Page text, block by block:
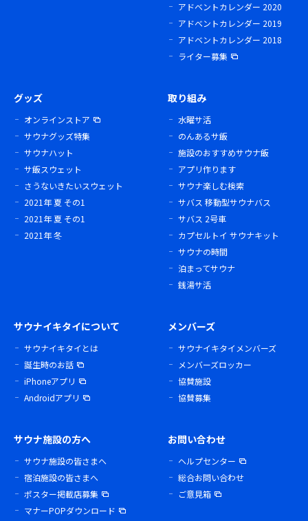
アドベントカレンダー 2020
アドベントカレンダー 2019
アドベントカレンダー 2018
ライター募集
グッズ
オンラインストア
サウナグッズ特集
サウナハット
サ飯スウェット
さうないきたいスウェット
2021年 夏 その1
2021年 夏 その1
2021年 冬
取り組み
水曜サ活
のんあるサ飯
施設のおすすめサウナ飯
アプリ作ります
サウナ楽しむ検索
サバス 移動型サウナバス
サバス 2号車
カプセルトイ サウナキット
サウナの時間
泊まってサウナ
銭湯サ活
サウナイキタイについて
サウナイキタイとは
誕生時のお話
iPhoneアプリ
Androidアプリ
メンバーズ
サウナイキタイメンバーズ
メンバーズロッカー
協賛施設
協賛募集
サウナ施設の方へ
サウナ施設の皆さまへ
宿泊施設の皆さまへ
ポスター掲載店募集
マナーPOPダウンロード
お問い合わせ
ヘルプセンター
総合お問い合わせ
ご意見箱